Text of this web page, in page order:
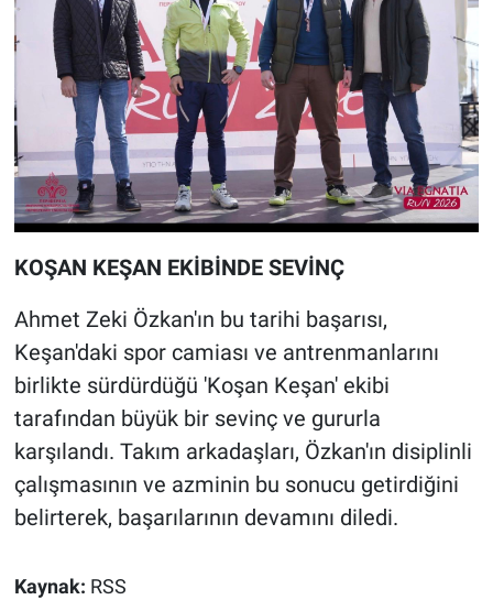
KOŞAN KEŞAN EKİBİNDE SEVİNÇ
Ahmet Zeki Özkan'ın bu tarihi başarısı,
Keşan'daki spor camiası ve antrenmanlarını
birlikte sürdürdüğü 'Koşan Keşan' ekibi
tarafından büyük bir sevinç ve gururla
karşılandı. Takım arkadaşları, Özkan'ın disiplinli
çalışmasının ve azminin bu sonucu getirdiğini
belirterek, başarılarının devamını diledi.
Kaynak: RSS